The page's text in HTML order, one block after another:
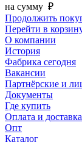
на сумму ₽
Продолжить
Перейти в
О компании
История
Фабрика сегодня
Вакансии
Партнёрские и
Документы
Где купить
Оплата и доставка
Опт
Каталог